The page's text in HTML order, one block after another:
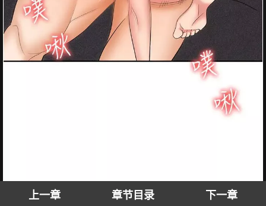
上一章 章节目录 下一章